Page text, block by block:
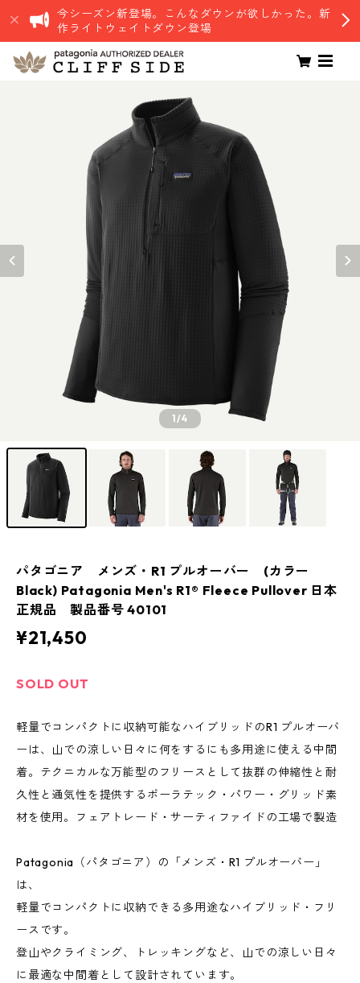
今シーズン新登場。こんなダウンが欲しかった。新
作ライトウェイトダウン登場
1/4
パタゴニア メンズ・R1 プルオーバー (カラー
Black) Patagonia Men's R1® Fleece Pullover 日本
正規品 製品番号 40101
¥21,450
SOLD OUT
軽量でコンパクトに収納可能なハイブリッドのR1 プルオーバ
ーは、山での涼しい日々に何をするにも多用途に使える中間
着。テクニカルな万能型のフリースとして抜群の伸縮性と耐
久性と通気性を提供するポーラテック・パワー・グリッド素
材を使用。フェアトレード・サーティファイドの工場で製造
Patagonia（パタゴニア）の「メンズ・R1 プルオーバー」
は、
軽量でコンパクトに収納できる多用途なハイブリッド・フリ
ースです。
登山やクライミング、トレッキングなど、山での涼しい日々
に最適な中間着として設計されています。